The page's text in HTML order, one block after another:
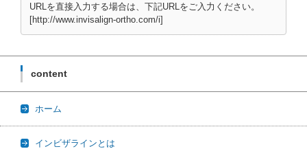
URLを直接入力する場合は、下記URLをご入力ください。
[http://www.invisalign-ortho.com/i]
content
ホーム
インビザラインとは